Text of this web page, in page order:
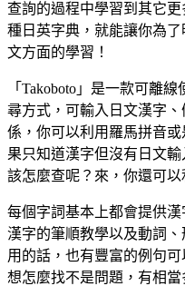
查詢的過程中學習到其它
種日英字典，就能讓你為
文方面的學習！
「Takoboto」是一款可離
尋方式，可輸入日文漢字
係，你可以利用羅馬拼音
果只知道漢字但沒有日文
該怎麼查呢？來，你還可
每個字詞基本上都會提供
漢字的筆順教學以及動詞
用的話，也有豐富的例句
想怎麼找不是問題，有相